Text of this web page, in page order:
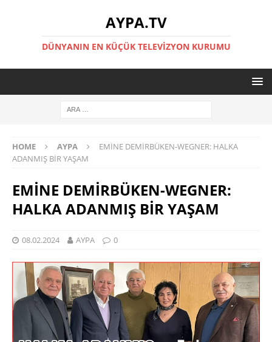
AYPA.TV
DÜNYANIN EN KÜÇÜK TELEVIZYON KURUMU
HOME AYPA
EMİNE DEMİRBÜKEN-WEGNER: HALKA
ADANMIŞ BİR YAŞAM
EMİNE DEMİRBÜKEN-WEGNER:
HALKA ADANMIŞ BİR YAŞAM
08.02.2024 AYPA 0